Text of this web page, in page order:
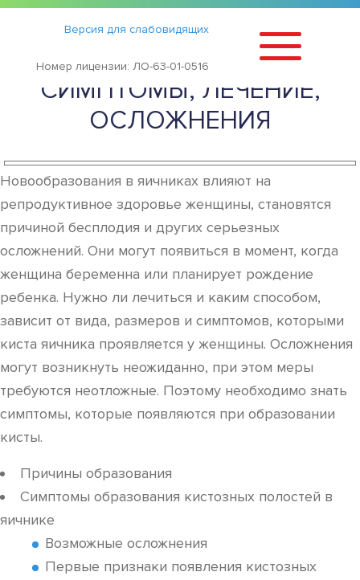
Версия для слабовидящих
Номер лицензии: ЛО-63-01-0516
Статьи ›
КИСТА ЯИЧНИКА У ЖЕНЩИН:
СИМПТОМЫ, ЛЕЧЕНИЕ,
ОСЛОЖНЕНИЯ
Новообразования в яичниках влияют на
репродуктивное здоровье женщины, становятся
причиной бесплодия и других серьезных
осложнений. Они могут появиться в момент, когда
женщина беременна или планирует рождение
ребенка. Нужно ли лечиться и каким способом,
зависит от вида, размеров и симптомов, которыми
киста яичника проявляется у женщины. Осложнения
могут возникнуть неожиданно, при этом меры
требуются неотложные. Поэтому необходимо знать
симптомы, которые появляются при образовании
кисты.
Причины образования
Симптомы образования кистозных полостей в
яичнике
Возможные осложнения
Первые признаки появления кистозных